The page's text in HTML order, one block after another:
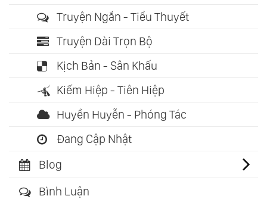
Truyện Ngắn - Tiểu Thuyết
Truyện Dài Trọn Bộ
Kịch Bản - Sân Khấu
Kiếm Hiệp - Tiên Hiệp
Huyền Huyễn - Phóng Tác
Đang Cập Nhật
Blog
Bình Luận